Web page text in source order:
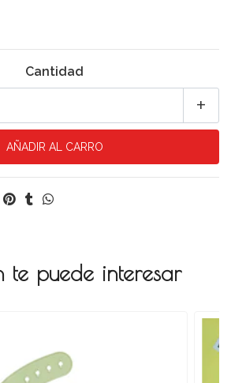
Cantidad
+
te puede interesar